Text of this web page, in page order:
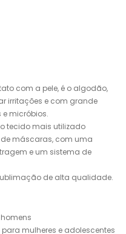
com a pele, é o algodão,
irritações e com grande
micróbios.
tecido mais utilizado
máscaras, com uma
e um sistema de
de alta qualidade.
mulheres e adolescentes